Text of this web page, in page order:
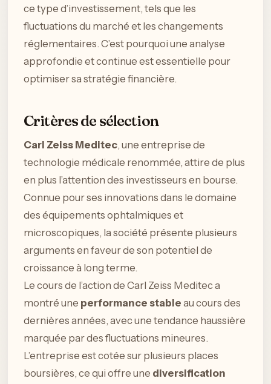
ce type d’investissement, tels que les
fluctuations du marché et les changements
réglementaires. C’est pourquoi une analyse
approfondie et continue est essentielle pour
optimiser sa stratégie financière.
Critères de sélection
Carl Zeiss Meditec, une entreprise de
technologie médicale renommée, attire de plus
en plus l’attention des investisseurs en bourse.
Connue pour ses innovations dans le domaine
des équipements ophtalmiques et
microscopiques, la société présente plusieurs
arguments en faveur de son potentiel de
croissance à long terme.
Le cours de l’action de Carl Zeiss Meditec a
montré une performance stable au cours des
dernières années, avec une tendance haussière
marquée par des fluctuations mineures.
L’entreprise est cotée sur plusieurs places
boursières, ce qui offre une diversification